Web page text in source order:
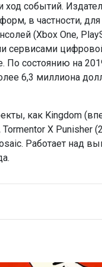
событий.
в частности,
(Xbox One,
состоянию на
6,3 миллиона
как Kingdom
X Punisher
Работает над